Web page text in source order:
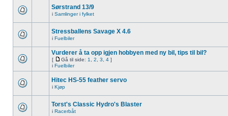
Sørstrand 13/9
i Samlinger i fylket
Stressballens Savage X 4.6
i Fuelbiler
Vurderer å ta opp igjen hobbyen med ny bil, tips til bil?
[ Gå til side: 1 2 3 4 ]
i Fuelbiler
Hitec HS-55 feather servo
i Kjøp
Torst's Classic Hydro's Blaster
i Racerbåt